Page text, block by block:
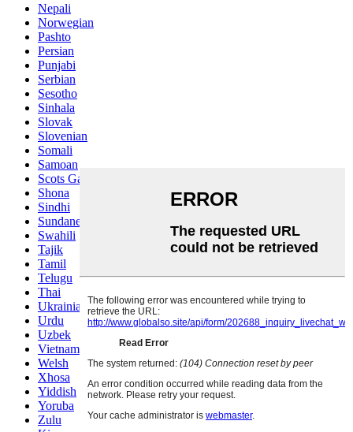
Nepali
Norwegian
Pashto
Persian
Punjabi
Serbian
Sesotho
Sinhala
Slovak
Slovenian
Somali
Samoan
Scots Gaelic
Shona
Sindhi
Sundanese
Swahili
Tajik
Tamil
Telugu
Thai
Ukrainian
Urdu
Uzbek
Vietnamese
Welsh
Xhosa
Yiddish
Yoruba
Zulu